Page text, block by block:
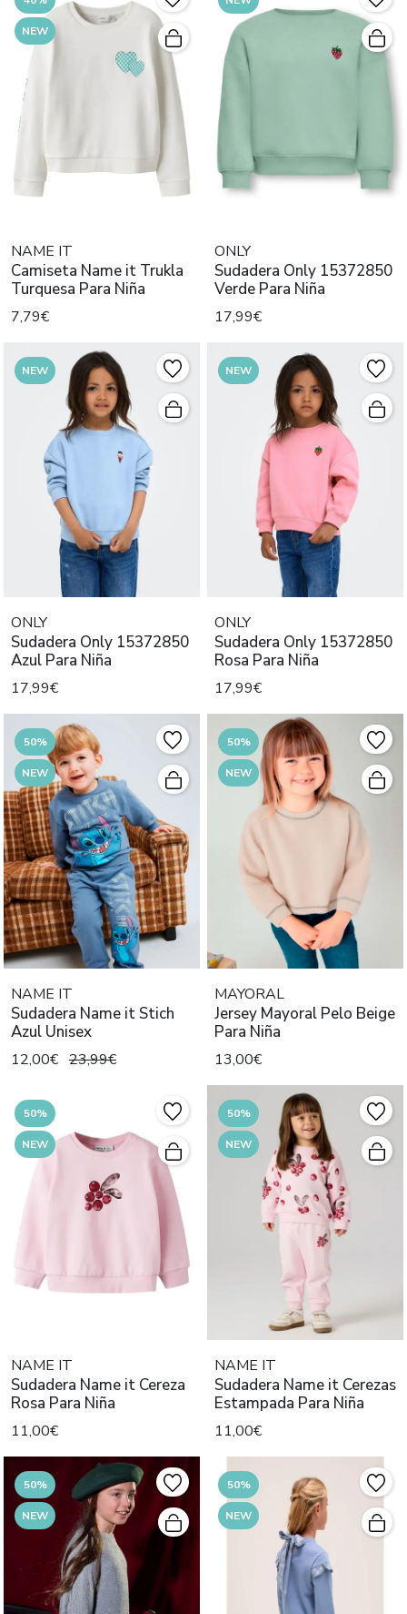
NEW
NAME IT
Camiseta Name it Trukla
Turquesa Para Niña
7,79€
ONLY
Sudadera Only 15372850
Verde Para Niña
17,99€
NEW
ONLY
Sudadera Only 15372850
Azul Para Niña
17,99€
NEW
ONLY
Sudadera Only 15372850
Rosa Para Niña
17,99€
50%
NEW
NAME IT
Sudadera Name it Stich
Azul Unisex
12,00€ 23,99€
50%
NEW
MAYORAL
Jersey Mayoral Pelo Beige
Para Niña
13,00€
50%
NEW
NAME IT
Sudadera Name it Cereza
Rosa Para Niña
11,00€
50%
NEW
NAME IT
Sudadera Name it Cerezas
Estampada Para Niña
11,00€
50%
NEW
50%
NEW